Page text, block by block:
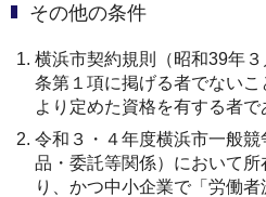
その他の条件
横浜市契約規則（昭和39年
条第１項に掲げる者でない
より定めた資格を有する者で
令和３・４年度横浜市一般
品・委託等関係）において
り、かつ中小企業で「労働者